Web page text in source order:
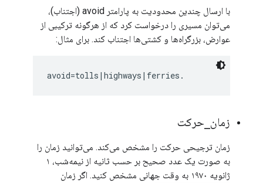
با ارسال چندین محدودیت به پارامتر avoid (اجتناب)،
می‌توان مسیری را درخواست کرد که از هرگونه ترکیبی از
عوارض، بزرگراه‌ها و کشتی‌ها اجتناب کند. برای مثال:
زمان حرکت
زمان ترجیحی حرکت را مشخص می‌کند. می‌توانید زمان را
به صورت یک عدد صحیح بر حسب ثانیه از نیمه‌شب، ۱
ژانویه ۱۹۷۰ به وقت جهانی مشخص کنید. اگر زمان